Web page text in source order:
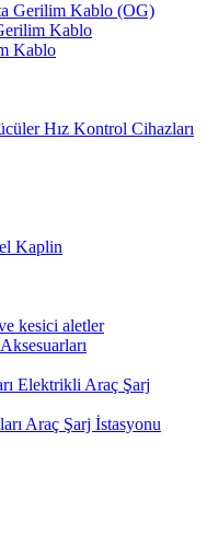
Gerilim Kablo (OG)
Kablo
Kablo
Hız Kontrol Cihazları
Kaplin
kesici aletler
Elektrikli Araç Şarj
Araç Şarj İstasyonu